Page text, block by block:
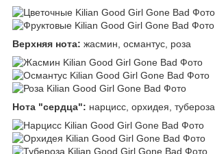
Верхняя нота: жасмин, османтус, роза
Нота "сердца": нарцисс, орхидея, тубероза